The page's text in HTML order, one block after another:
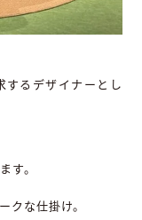
するデザイナーとし
す。
クな仕掛け。